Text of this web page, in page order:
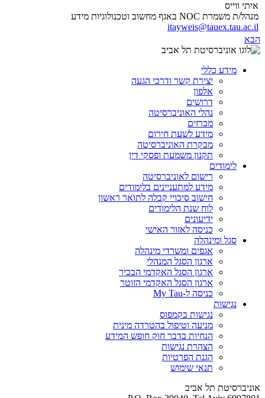
איתי ווייס
מנהל/ת משמרת NOC באגף מחשוב וטכנולוגיות מידע
itayweis@tauex.tau.ac.il
הבא
מידע כללי
יצירת קשר ודרכי הגעה
אלפון
דרושים
נהלי האוניברסיטה
מכרזים
מידע לשעת חירום
מבקרת האוניברסיטה
תקנון משמעת ופסקי דין
לימודים
רישום לאוניברסיטה
מידע למתעניינים בלימודים
חישוב סיכויי קבלה לתואר ראשון
לוח שנת הלימודים
ידיעונים
כניסה לאזור האישי
סגל ומינהלה
אגפים ומשרדי מינהלה
ארגון הסגל המנהלי
ארגון הסגל האקדמי הבכיר
ארגון הסגל האקדמי הזוטר
כניסה ל-My Tau
נגישות
נגישות בקמפוס
מניעה וטיפול בהטרדה מינית
הנחיות בדבר חוק חופש המידע
הצהרת נגישות
הגנת הפרטיות
תנאי שימוש
אוניברסיטת תל אביב